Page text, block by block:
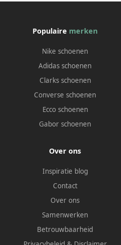
Populaire merken
Nike schoenen
Adidas schoenen
Clarks schoenen
Converse schoenen
Ecco schoenen
Gabor schoenen
Over ons
Inspiratie blog
Contact
Over ons
Samenwerken
Betrouwbaarheid